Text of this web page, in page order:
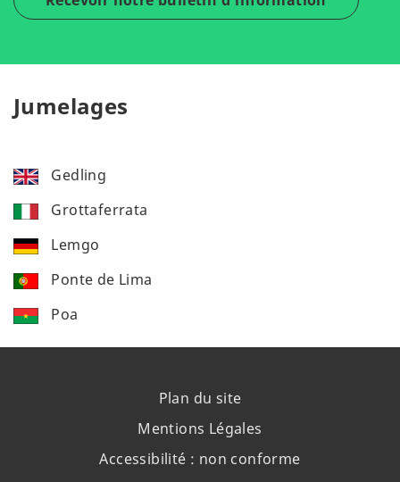
Jumelages
Gedling
Grottaferrata
Lemgo
Ponte de Lima
Poa
Plan du site
Mentions Légales
Accessibilité : non conforme